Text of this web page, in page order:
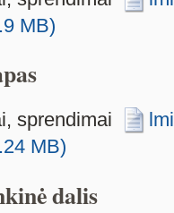
MB)
sprendimai
MB)
dalis